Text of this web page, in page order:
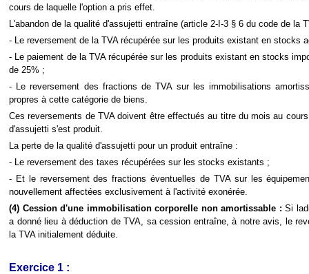
cours de laquelle l'option a pris effet.
L'abandon de la qualité d'assujetti entraîne (article 2-I-3 § 6 du code de la
- Le reversement de la TVA récupérée sur les produits existant en stocks
- Le paiement de la TVA récupérée sur les produits existant en stocks
de 25% ;
- Le reversement des fractions de TVA sur les immobilisations
propres à cette catégorie de biens.
Ces reversements de TVA doivent être effectués au titre du mois au
d'assujetti s'est produit.
La perte de la qualité d'assujetti pour un produit entraîne :
- Le reversement des taxes récupérées sur les stocks existants ;
- Et le reversement des fractions éventuelles de TVA sur les
nouvellement affectées exclusivement à l'activité exonérée.
(4) Cession d'une immobilisation corporelle non amortissable : Si
a donné lieu à déduction de TVA, sa cession entraîne, à notre avis, le
la TVA initialement déduite.
Exercice 1 :